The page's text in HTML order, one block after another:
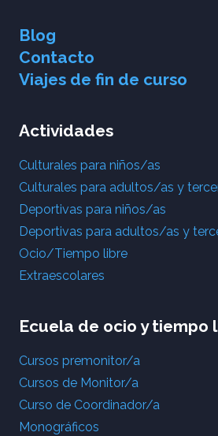
Blog
Contacto
Viajes de fin de curso
Actividades
Culturales para niños/as
Culturales para adultos/as y
Deportivas para niños/as
Deportivas para adultos/as y
Ocio/Tiempo libre
Extraescolares
Ecuela de ocio y tiempo
Cursos premonitor/a
Cursos de Monitor/a
Curso de Coordinador/a
Monográficos